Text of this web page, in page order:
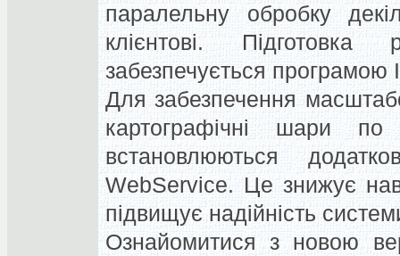
паралельну обробку
клієнтові. Підготовка
забезпечується програмою
Для забезпечення
картографічні шари
встановлюються
WebService. Це знижує
підвищує надійність
Ознайомитися з новою